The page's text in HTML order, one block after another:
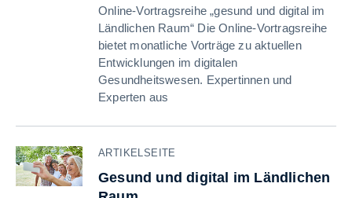
Online-Vortragsreihe „gesund und digital im
Ländlichen Raum“ Die Online-Vortragsreihe
bietet monatliche Vorträge zu aktuellen
Entwicklungen im digitalen
Gesundheitswesen. Expertinnen und
Experten aus
ARTIKELSEITE
Gesund und digital im Ländlichen